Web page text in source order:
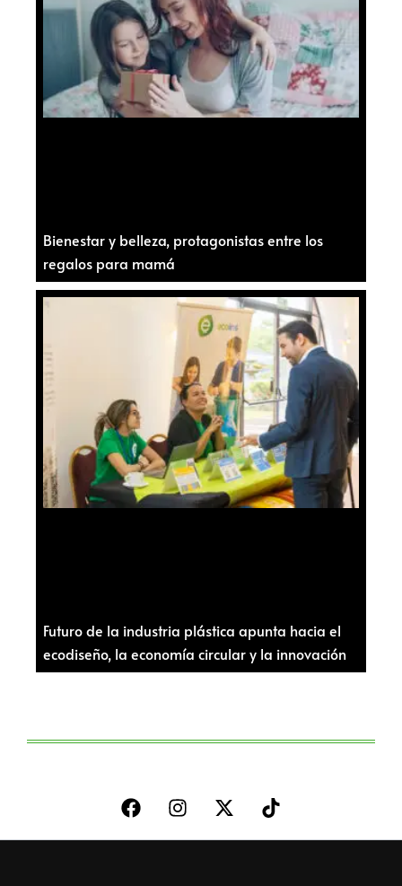
Bienestar y belleza, protagonistas entre los
regalos para mamá
Futuro de la industria plástica apunta hacia el
ecodiseño, la economía circular y la innovación